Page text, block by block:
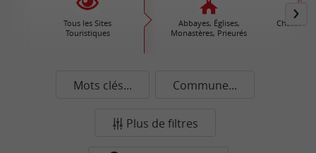
Tous les Sites
Touristiques
Abbayes, Églises,
Monastères, Prieurés
Châteaux
Mots clés... Commune...
Plus de filtres